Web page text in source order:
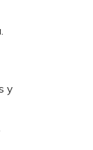
y